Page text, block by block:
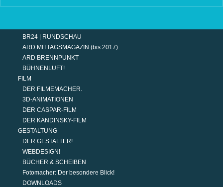
TERMINE
BR24 | RUNDSCHAU
ARD MITTAGSMAGAZIN (bis 2017)
ARD BRENNPUNKT
BÜHNENLUFT!
FILM
DER FILMEMACHER.
3D-ANIMATIONEN
DER CASPAR-FILM
DER KANDINSKY-FILM
GESTALTUNG
DER GESTALTER!
WEBDESIGN!
BÜCHER & SCHEIBEN
Fotomacher: Der besondere Blick!
DOWNLOADS